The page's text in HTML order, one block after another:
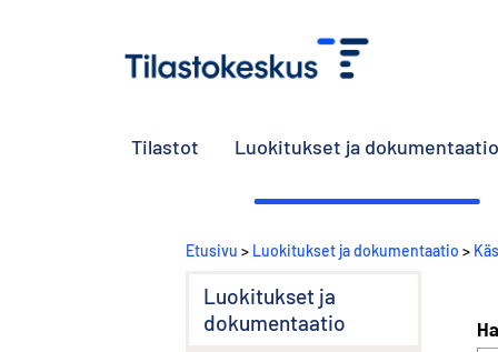
Tilastot Luokitukset ja dokumentaatio
Etusivu > Luokitukset ja dokumentaatio >
Luokitukset ja
dokumentaatio